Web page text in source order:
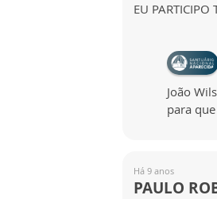
EU
João
para
Há 9 anos
PAULO